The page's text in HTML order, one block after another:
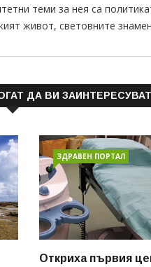
теми за нея са
живот, световните
ДА ВИ ЗАИНТЕРЕСУВАТ
ЗДРАВЕН ПОРТАЛ
Откриха първия